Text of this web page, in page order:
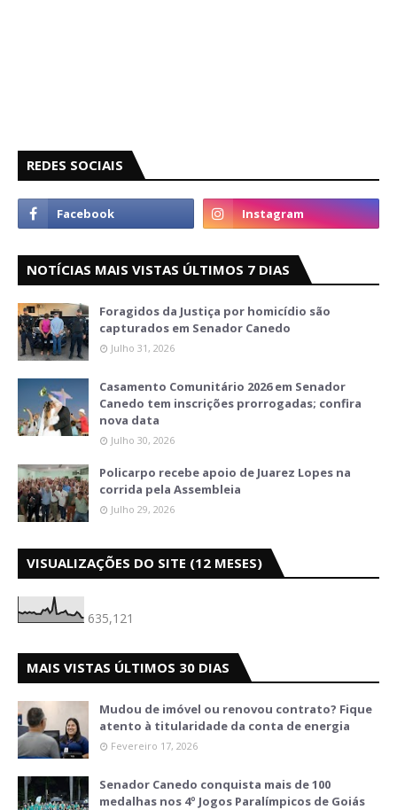
REDES SOCIAIS
NOTÍCIAS MAIS VISTAS ÚLTIMOS 7 DIAS
Foragidos da Justiça por homicídio são
capturados em Senador Canedo
Julho 31, 2026
Casamento Comunitário 2026 em Senador
Canedo tem inscrições prorrogadas; confira
nova data
Julho 30, 2026
Policarpo recebe apoio de Juarez Lopes na
corrida pela Assembleia
Julho 29, 2026
VISUALIZAÇÕES DO SITE (12 MESES)
635,121
MAIS VISTAS ÚLTIMOS 30 DIAS
Mudou de imóvel ou renovou contrato? Fique
atento à titularidade da conta de energia
Fevereiro 17, 2026
Senador Canedo conquista mais de 100
medalhas nos 4º Jogos Paralímpicos de Goiás